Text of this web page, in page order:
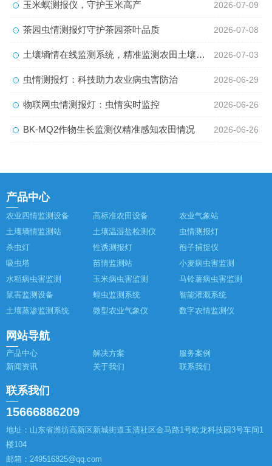
玉米螟测报仪，守护玉米高产 2026-07-09
茶园虫情测报灯守护茶园茶叶品质 2026-07-08
土壤墒情在线监测系统，精准监测农田土壤水分状况 2026-07-03
虫情测报灯：科技助力农业病虫害防治 2026-06-29
物联网虫情测报灯：虫情实时监控 2026-06-26
BK-MQ2作物生长监测仪精准感知农田情况 2026-06-26
产品中心
农业四情监测设备 高标准农田设备
农业气象站
土壤墒情监测站
土壤温湿盐检测仪
虫情测报灯
杀虫灯
性诱测报灯
孢子捕捉仪
吸虫塔
苗情监测站
小麦病虫害监测
水稻病虫害监测
玉米病虫害监测
马铃薯病虫害监测
鼠害监测设备
蝗虫监测系统
智能灌溉系统
土壤蒸渗监测系统
微型农业气象仪 数字农情监测仪
网站导航
产品中心 解决方案
服务案例
新闻资讯
关于我们 联系我们
联系我们
15666886209
地址：山东省潍坊高新区新城街道玉清社区金马路1号欧龙科技园3号车间1
楼104
邮箱：249516825@qq.com